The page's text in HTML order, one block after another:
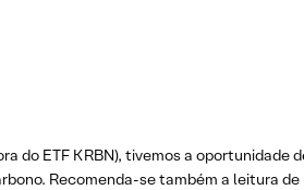
do ETF KRBN), tivemos a
Recomenda-se também a leitura